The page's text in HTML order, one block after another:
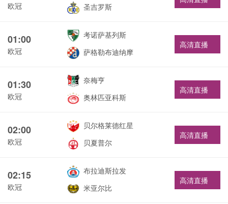
欧冠 圣吉罗斯
01:00
欧冠
考诺萨基列斯
萨格勒布迪纳摩
高清直播
01:30
欧冠
奈梅亨
奥林匹亚科斯
高清直播
02:00
欧冠
贝尔格莱德红星
贝夏普尔
高清直播
02:15
欧冠
布拉迪斯拉发
米亚尔比
高清直播